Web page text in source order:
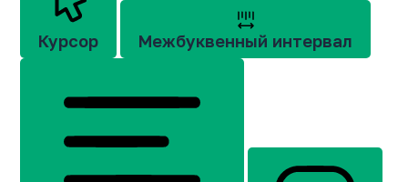
Курсор Межбуквенный интервал